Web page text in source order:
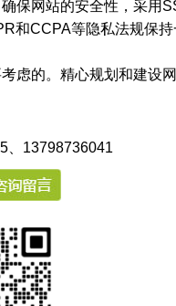
保网站的安全性，采用
和CCPA等隐私法规保持
虑的。精心规划和建设
、13798736041